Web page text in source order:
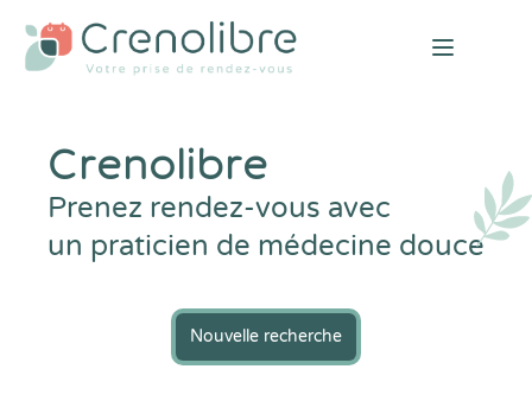
Open
Crenolibre
Prenez rendez-vous avec
un praticien de médecine douce
Nouvelle recherche